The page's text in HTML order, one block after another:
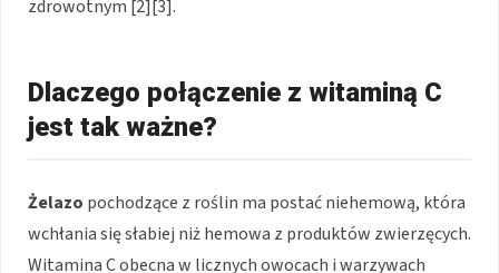
zdrowotnym [2][3].
Dlaczego połączenie z witaminą C
jest tak ważne?
Żelazo pochodzące z roślin ma postać niehemową, która
wchłania się słabiej niż hemowa z produktów zwierzęcych.
Witamina C obecna w licznych owocach i warzywach